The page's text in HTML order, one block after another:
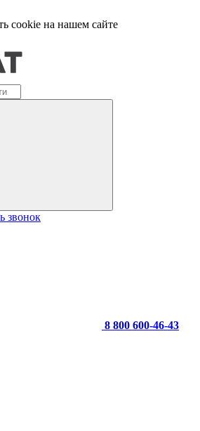
cookie на нашем сайте
звонок
8 800 600-46-43